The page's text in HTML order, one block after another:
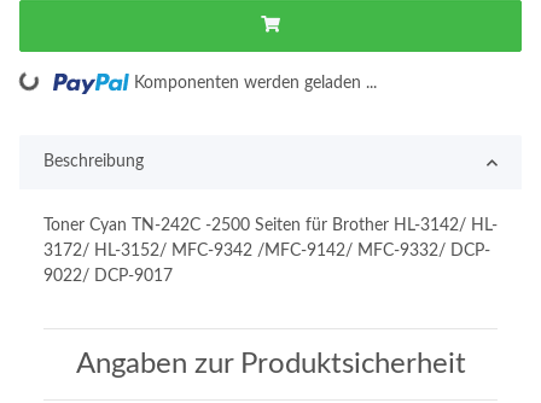
Loading... Komponenten werden geladen ...
Beschreibung
Toner Cyan TN-242C -2500 Seiten für Brother HL-3142/ HL-
3172/ HL-3152/ MFC-9342 /MFC-9142/ MFC-9332/ DCP-
9022/ DCP-9017
Angaben zur Produktsicherheit